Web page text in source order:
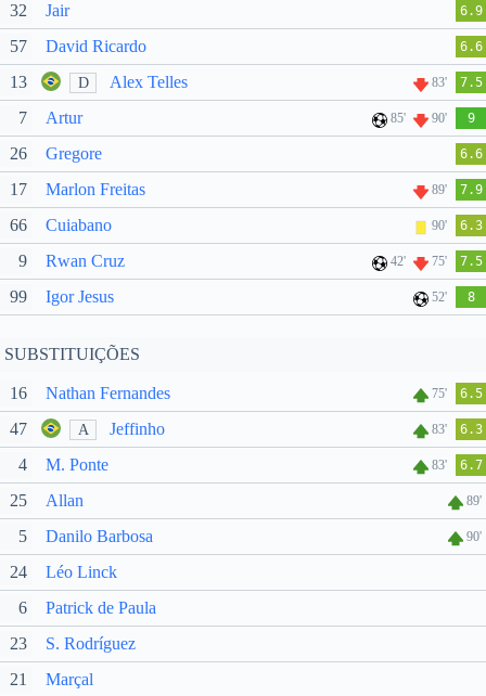
32 Jair 6.9
57 David Ricardo 6.6
13 D Alex Telles 83' 7.5
7 Artur 85' 90' 9
26 Gregore 6.6
17 Marlon Freitas 89' 7.9
66 Cuiabano 90' 6.3
9 Rwan Cruz 42' 75' 7.5
99 Igor Jesus 52' 8
SUBSTITUIÇÕES
16 Nathan Fernandes 75' 6.5
47 A Jeffinho 83' 6.3
4 M. Ponte 83' 6.7
25 Allan 89'
5 Danilo Barbosa 90'
24
Léo Linck
6
Patrick de Paula
23
S. Rodríguez
21
Marçal